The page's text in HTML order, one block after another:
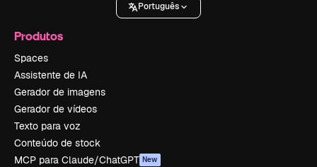
Português
Produtos
Spaces
Assistente de IA
Gerador de imagens
Gerador de vídeos
Texto para voz
Conteúdo de stock
MCP para Claude/ChatGPT New